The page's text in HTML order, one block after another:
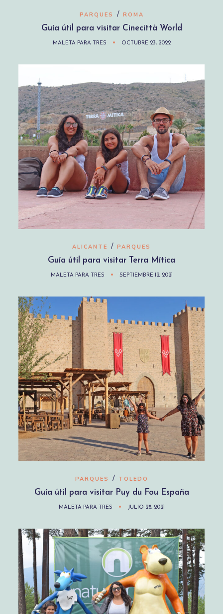
PARQUES / ROMA
Guía útil para visitar Cinecittà World
MALETA PARA TRES OCTUBRE 23, 2022
ALICANTE / PARQUES
Guía útil para visitar Terra Mítica
MALETA PARA TRES SEPTIEMBRE 12, 2021
PARQUES / TOLEDO
Guía útil para visitar Puy du Fou España
MALETA PARA TRES JULIO 28, 2021